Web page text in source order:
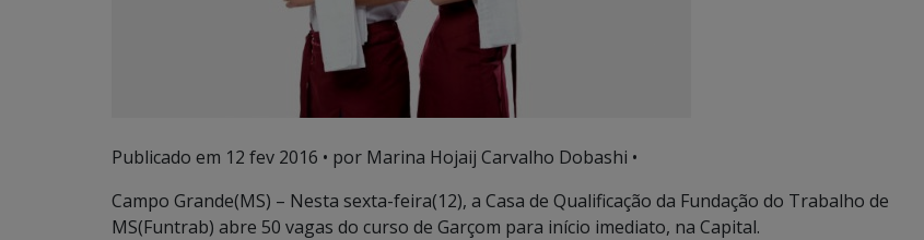
Publicado em 12 fev 2016 • por Marina Hojaij Carvalho Dobashi •
Campo Grande(MS) – Nesta sexta-feira(12), a Casa de Qualificação da Fundação do Trabalho de
MS(Funtrab) abre 50 vagas do curso de Garçom para início imediato, na Capital.